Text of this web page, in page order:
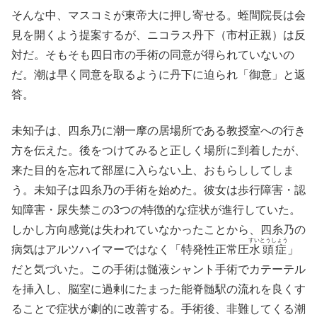
そんな中、マスコミが東帝大に押し寄せる。蛭間院長は会
見を開くよう提案するが、ニコラス丹下（市村正親）は反
対だ。そもそも四日市の手術の同意が得られていないの
だ。潮は早く同意を取るように丹下に迫られ「御意」と返
答。
未知子は、四糸乃に潮一摩の居場所である教授室への行き
方を伝えた。後をつけてみると正しく場所に到着したが、
来た目的を忘れて部屋に入らない上、おもらししてしま
う。未知子は四糸乃の手術を始めた。彼女は歩行障害・認
知障害・尿失禁この3つの特徴的な症状が進行していた。
しかし方向感覚は失われていなかったことから、四糸乃の
病気はアルツハイマーではなく「特発性正常圧水頭症
すいとうしょう
」
だと気づいた。この手術は髄液シャント手術でカテーテル
を挿入し、脳室に過剰にたまった能脊髄駅の流れを良くす
ることで症状が劇的に改善する。手術後、非難してくる潮